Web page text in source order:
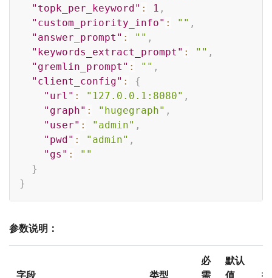
"topk_per_keyword" : 1 ,
"custom_priority_info" : "" ,
"answer_prompt" : "" ,
"keywords_extract_prompt" : "" ,
"gremlin_prompt" : "" ,
"client_config" :
{
"url" : "127.0.0.1:8080" ,
"graph" : "hugegraph" ,
"user" : "admin" ,
"pwd" : "admin" ,
"gs" :
""
}
}
参数说明：
字段 类型
必
需
默认
值